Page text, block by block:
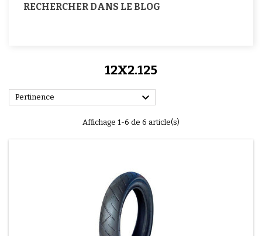
RECHERCHER DANS LE BLOG
12X2.125
Pertinence 
Affichage 1-6 de 6 article(s)